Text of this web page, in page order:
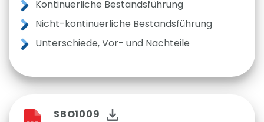
Kontinuerliche Bestandsführung
Nicht-kontinuerliche Bestandsführung
Unterschiede, Vor- und Nachteile
SBO1009